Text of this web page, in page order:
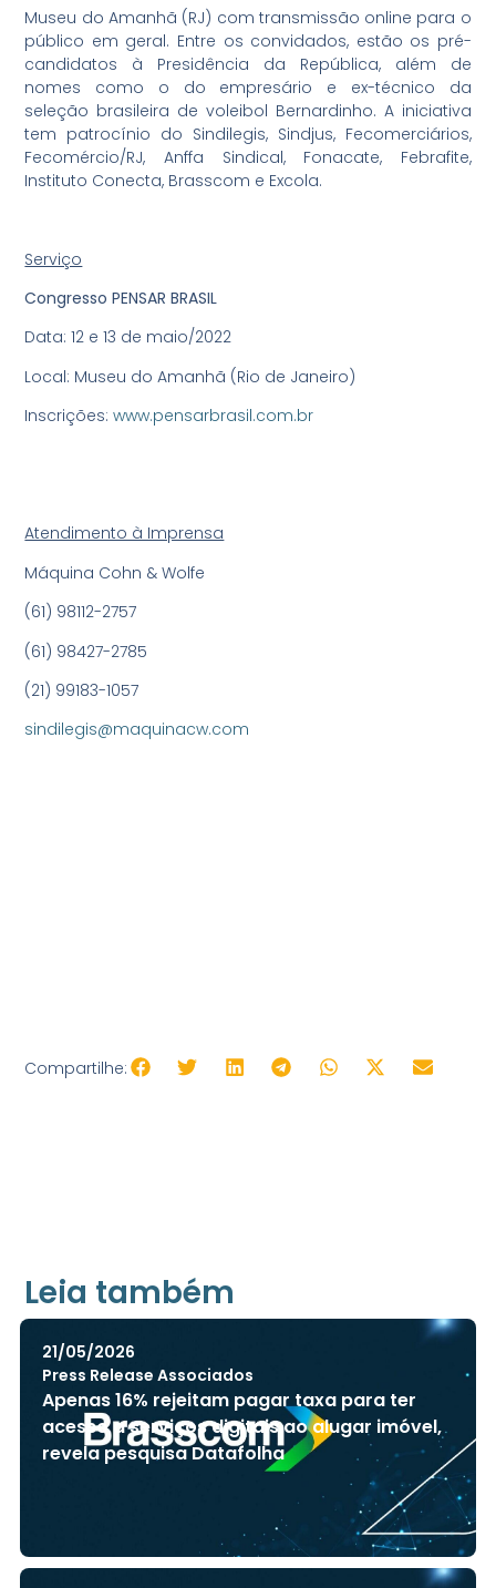
Museu do Amanhã (RJ) com transmissão online para o
público em geral. Entre os convidados, estão os pré-
candidatos à Presidência da República, além de
nomes como o do empresário e ex-técnico da
seleção brasileira de voleibol Bernardinho. A iniciativa
tem patrocínio do Sindilegis, Sindjus, Fecomerciários,
Fecomércio/RJ, Anffa Sindical, Fonacate, Febrafite,
Instituto Conecta, Brasscom e Excola.
Serviço
Congresso PENSAR BRASIL
Data: 12 e 13 de maio/2022
Local: Museu do Amanhã (Rio de Janeiro)
Inscrições:www.pensarbrasil.com.br
Atendimento à Imprensa
Máquina Cohn & Wolfe
(61) 98112-2757
(61) 98427-2785
(21) 99183-1057
sindilegis@maquinacw.com
Compartilhe:
Leia também
21/05/2026
Press Release Associados
Apenas 16% rejeitam pagar taxa para ter
acesso a serviços digitais ao alugar imóvel,
revela pesquisa Datafolha